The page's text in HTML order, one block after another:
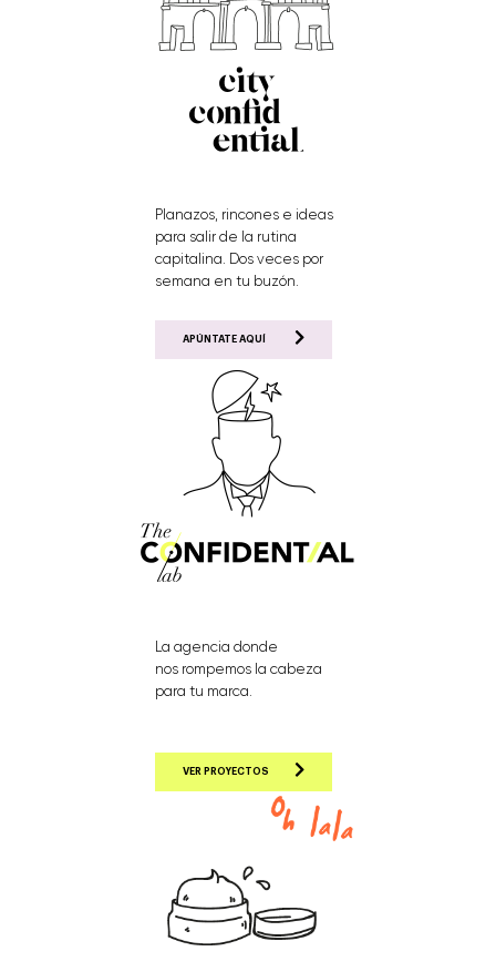
Planazos, rincones e ideas
para salir de la rutina
capitalina. Dos veces por
semana en tu buzón.
APÚNTATE AQUÍ
La agencia donde
nos rompemos la cabeza
para tu marca.
VER PROYECTOS